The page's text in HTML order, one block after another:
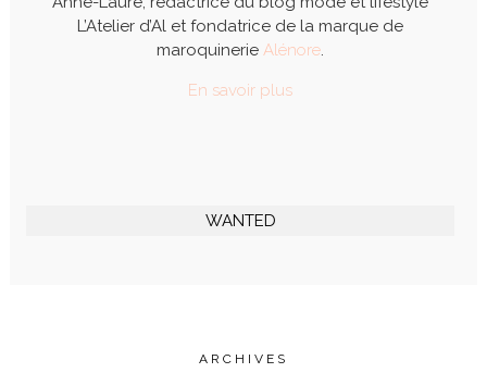
L’Atelier d’Al et fondatrice de la marque de
maroquinerie Alénore.
En savoir plus
WANTED
ARCHIVES